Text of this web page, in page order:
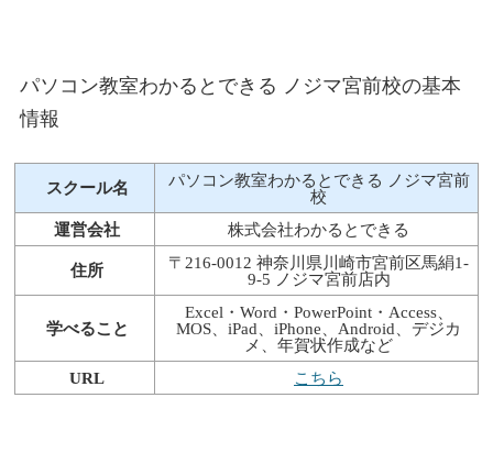
パソコン教室わかるとできる ノジマ宮前校の基本
情報
スクール名
パソコン教室わかるとできる ノジマ宮前
校
運営会社
株式会社わかるとできる
住所
〒216-0012 神奈川県川崎市宮前区馬絹1-
9-5 ノジマ宮前店内
学べること
Excel・Word・PowerPoint・Access、
MOS、iPad、iPhone、Android、デジカ
メ、年賀状作成など
URL
こちら